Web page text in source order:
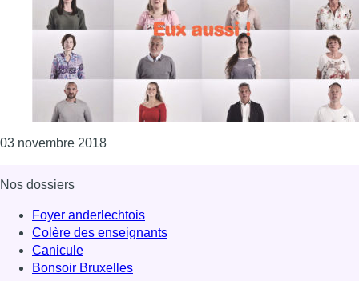
03 novembre 2018Consulter l'article "Vous connaissez le
Nos dossiers
Foyer anderlechtois
Colère des enseignants
Canicule
Bonsoir Bruxelles